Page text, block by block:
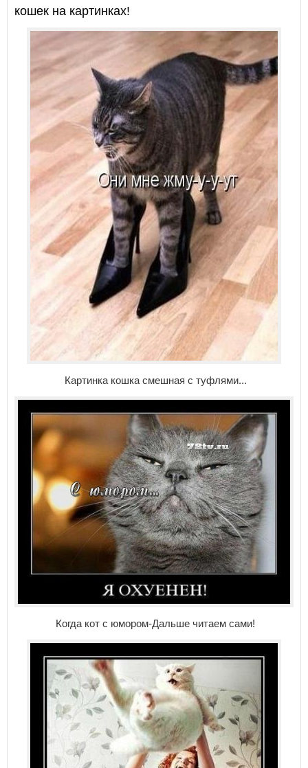
кошек на картинках!
Картинка кошка смешная с туфлями...
Когда кот с юмором-Дальше читаем сами!